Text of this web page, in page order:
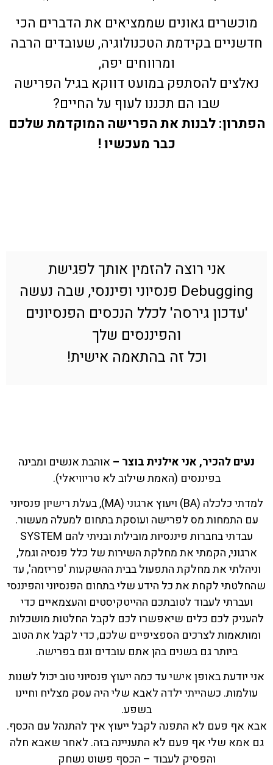
מוכשרים גאונים שממציאים את הדברים הכי
חדשניים בקידמת הטכנולוגיה, שעובדים הרבה
ומרווחים יפה,
נאלצים להסתפק במועט דווקא בגיל הפרישה
שבו הם תכננו לעוף על החיים?
הפתרון: לבנות את הפרישה המוקדמת שלכם
כבר מעכשיו !
אני רוצה להזמין אותך לפגישת
Debugging פנסיוני ופיננסי, שבה נעשה
'עדכון גירסה' לכלל הנכסים הפנסיונים
והפיננסים שלך
וכל זה בהתאמה אישית!
נעים להכיר, אני אילנית בוצר – אוהבת אנשים ומבינה
בפיננסים (האמת שילוב לא טריוויאלי).
למדתי כלכלה (BA) ויעוץ ארגוני (MA), בעלת רישיון פנסיוני
עם התמחות מס לפרישה ועוסקת בתחום למעלה מעשור.
עבדתי בחברות פיננסיות מובילות ובניתי להם SYSTEM
ארגוני, הקמתי את מחלקת השירות של כלל פנסיה וגמל,
וניהלתי את מחלקת התפעול בבית ההשקעות 'פריזמה', עד
שהחלטתי לקחת את כל הידע שלי בתחום הפנסיוני והפיננסי
ועברתי לעבוד לטובתכם ההייטקיסטים והעצמאיים כדי
להעניק לכם כלים שיאפשרו לכם לקבל החלטות מושכלות
ומותאמות לצרכים הספציפיים שלכם, כדי לקבל את הטוב
ביותר גם בשנים בהן אתם עובדים וגם בפרישה.
אני יודעת באופן אישי עד כמה ייעוץ פנסיוני טוב יכול לשנות
עולמות. כשהייתי ילדה לאבא שלי היה עסק מצליח וחיינו
בשפע.
אבא אף פעם לא התפנה לקבל ייעוץ איך להתנהל עם הכסף.
גם אמא שלי אף פעם לא התעניינה בזה. לאחר שאבא חלה
והפסיק לעבוד – הכסף פשוט נשחק